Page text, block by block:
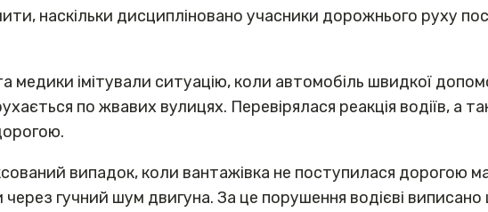
наскільки дисципліновано учасники дорожнього руху
та медики імітували ситуацію, коли автомобіль швидкої
по жвавих вулицях. Перевірялася реакція водіїв, а
випадок, коли вантажівка не поступилася дорогою
через гучний шум двигуна. За це порушення водієві